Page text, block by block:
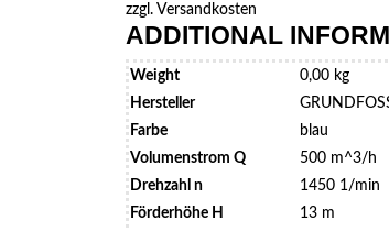
zzgl. Versandkosten
ADDITIONAL
Weight
0,00 kg
Hersteller
Farbe
blau
Volumenstrom Q
500 m^3/h
Drehzahl n
1450 1/min
Förderhöhe H
13 m